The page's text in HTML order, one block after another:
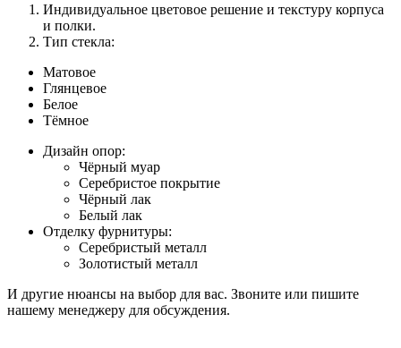
Индивидуальное цветовое решение и текстуру корпуса
и полки.
Тип стекла:
Матовое
Глянцевое
Белое
Тёмное
Дизайн опор:
Чёрный муар
Серебристое покрытие
Чёрный лак
Белый лак
Отделку фурнитуры:
Серебристый металл
Золотистый металл
И другие нюансы на выбор для вас. Звоните или пишите
нашему менеджеру для обсуждения.